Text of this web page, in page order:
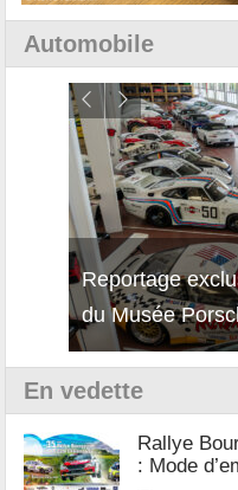
Automobile
Reportage
du Musée
Découverte de
12Cilindri
En vedette
Rallye
: Mode